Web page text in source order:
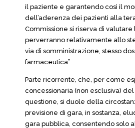
il paziente e garantendo così il
dell’aderenza dei pazienti alla
Commissione si riserva di
perverranno relativamente allo
via di somministrazione, stesso
farmaceutica”.
Parte ricorrente, che, per come
concessionaria (non esclusiva)
questione, si duole della
previsione di gara, in sostanza,
gara pubblica, consentendo solo